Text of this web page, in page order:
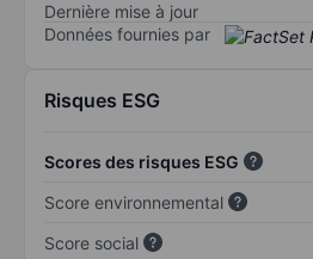
Dernière mise à jour
Données fournies par
Risques ESG
Scores des risques ESG
Score environnemental
Score social